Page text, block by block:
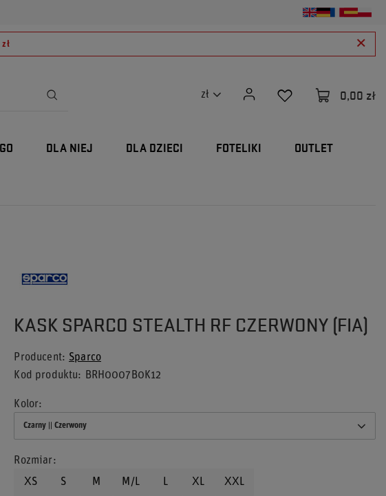
zł 0,00 zł
DLA NIEJ DLA DZIECI FOTELIKI OUTLET
KASK SPARCO STEALTH RF CZERWONY (FIA)
Producent
Sparco
Kod produktu
BRH0007B0K12
Kolor
Czarny || Czerwony
Rozmiar
XS
S M M/L L XL
XXL